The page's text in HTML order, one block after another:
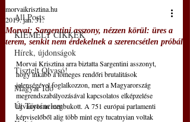
All Posts
KIEMELT CIKKEK
Hírek, újdonságok
Tisztelt Olvasó!
Magyar Idő
Új Történelem
Morvai: Sargentini asszony, nézzen körül: üres a
terem, senkit nem érdekelnek a szerencsétlen próbál
morvaikrisztina.hu
2019. jan. 31.
Morvai Krisztina arra biztatta Sargentini asszonyt,
hogy inkább a tömeges rendőri brutalitások
jelenségével foglalkozzon, mert a Magyarország
megrendszabályozásával kapcsolatos elképzelése
látványosan megbukott. A 751 európai parlamenti
képviselőből alig több mint egy tucatnyian voltak